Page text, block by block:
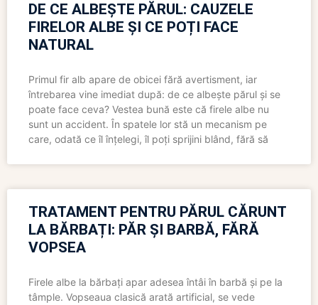
DE CE ALBEȘTE PĂRUL: CAUZELE
FIRELOR ALBE ȘI CE POȚI FACE
NATURAL
Primul fir alb apare de obicei fără avertisment, iar
întrebarea vine imediat după: de ce albește părul și se
poate face ceva? Vestea bună este că firele albe nu
sunt un accident. În spatele lor stă un mecanism pe
care, odată ce îl înțelegi, îl poți sprijini blând, fără să
TRATAMENT PENTRU PĂRUL CĂRUNT
LA BĂRBAȚI: PĂR ȘI BARBĂ, FĂRĂ
VOPSEA
Firele albe la bărbați apar adesea întâi în barbă și pe la
tâmple. Vopseaua clasică arată artificial, se vede